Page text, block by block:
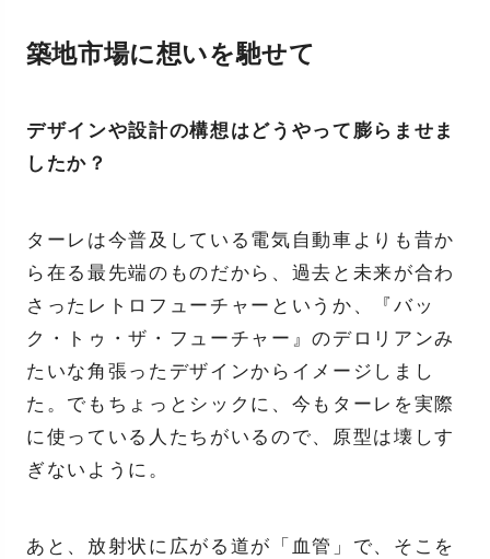
築地市場に想いを馳せて
デザインや設計の構想はどうやって膨らませま
したか？
ターレは今普及している電気自動車よりも昔か
ら在る最先端のものだから、過去と未来が合わ
さったレトロフューチャーというか、『バッ
ク・トゥ・ザ・フューチャー』のデロリアンみ
たいな角張ったデザインからイメージしまし
た。でもちょっとシックに、今もターレを実際
に使っている人たちがいるので、原型は壊しす
ぎないように。
あと、放射状に広がる道が「血管」で、そこを